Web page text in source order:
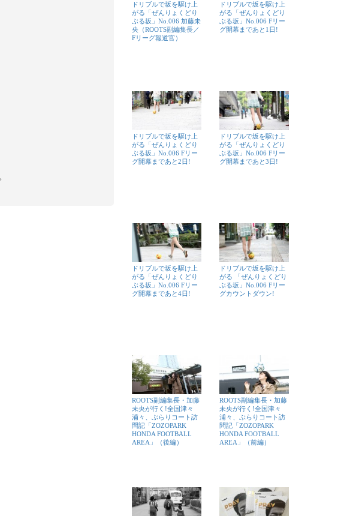
ドリブルで坂を駆け上
がる「ぜんりょくどり
ぶる坂」No.006 加藤未
央（ROOTS副編集長／
Fリーグ報道官）
ドリブルで坂を駆け上
がる「ぜんりょくどり
ぶる坂」No.006 Fリー
グ開幕まであと1日!
ドリブルで坂を駆け上
がる「ぜんりょくどり
ぶる坂」No.006 Fリー
グ開幕まであと2日!
ドリブルで坂を駆け上
がる「ぜんりょくどり
ぶる坂」No.006 Fリー
グ開幕まであと3日!
ドリブルで坂を駆け上
がる「ぜんりょくどり
ぶる坂」No.006 Fリー
グ開幕まであと4日!
ドリブルで坂を駆け上
がる 「ぜんりょくどり
ぶる坂」No.006 Fリー
グカウントダウン!
ROOTS副編集長・加藤
未央が行く!全国津々
浦々、ぶらりコート訪
問記「ZOZOPARK
HONDA FOOTBALL
AREA」（後編）
ROOTS副編集長・加藤
未央が行く!全国津々
浦々、ぶらりコート訪
問記「ZOZOPARK
HONDA FOOTBALL
AREA」（前編）